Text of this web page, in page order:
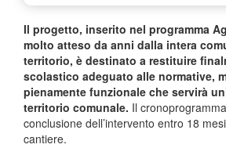
Il progetto, inserito nel programma
molto atteso da anni dalla intera
territorio, è destinato a restituire
scolastico adeguato alle normative,
pienamente funzionale che servirà
territorio comunale. Il
conclusione dell’intervento entro 18
cantiere.